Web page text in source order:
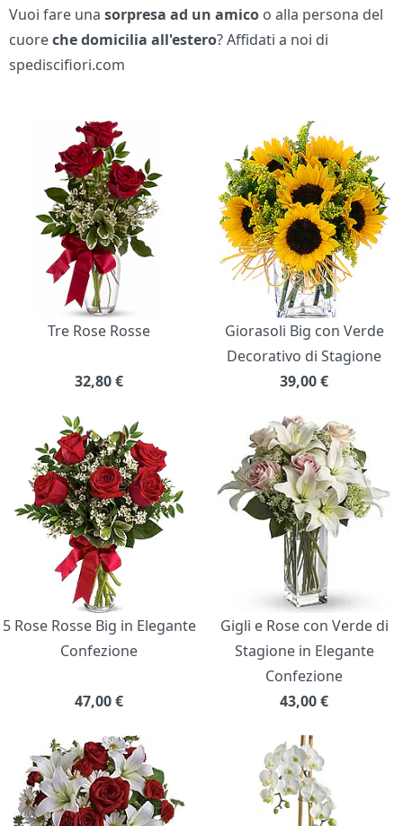
Vuoi fare unasorpresa ad un amico o alla persona del
cuoreche domicilia all'estero? Affidati a noi di
spediscifiori.com
Bouquet di fiori
Tre Rose Rosse
32,80€
Giorasoli Big con Verde
Decorativo di Stagione
39,00€
5 Rose Rosse Big in Elegante
Confezione
47,00€
Gigli e Rose con Verde di
Stagione in Elegante
Confezione
43,00€